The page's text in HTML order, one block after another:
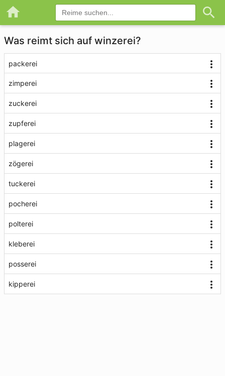
Was reimt sich auf winzerei?
packerei
zimperei
zuckerei
zupferei
plagerei
zögerei
tuckerei
pocherei
polterei
kleberei
posserei
kipperei